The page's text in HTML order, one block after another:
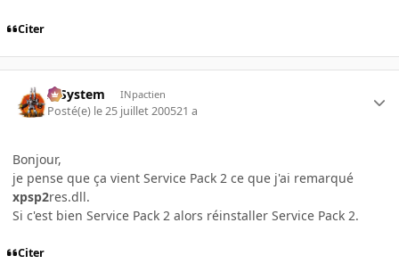
Citer
X-System INpactien
Posté(e) le 25 juillet 200521 a
Bonjour,
je pense que ça vient Service Pack 2 ce que j'ai remarqué
xpsp2res.dll.
Si c'est bien Service Pack 2 alors réinstaller Service Pack 2.
Citer